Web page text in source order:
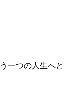
一つの人生へと